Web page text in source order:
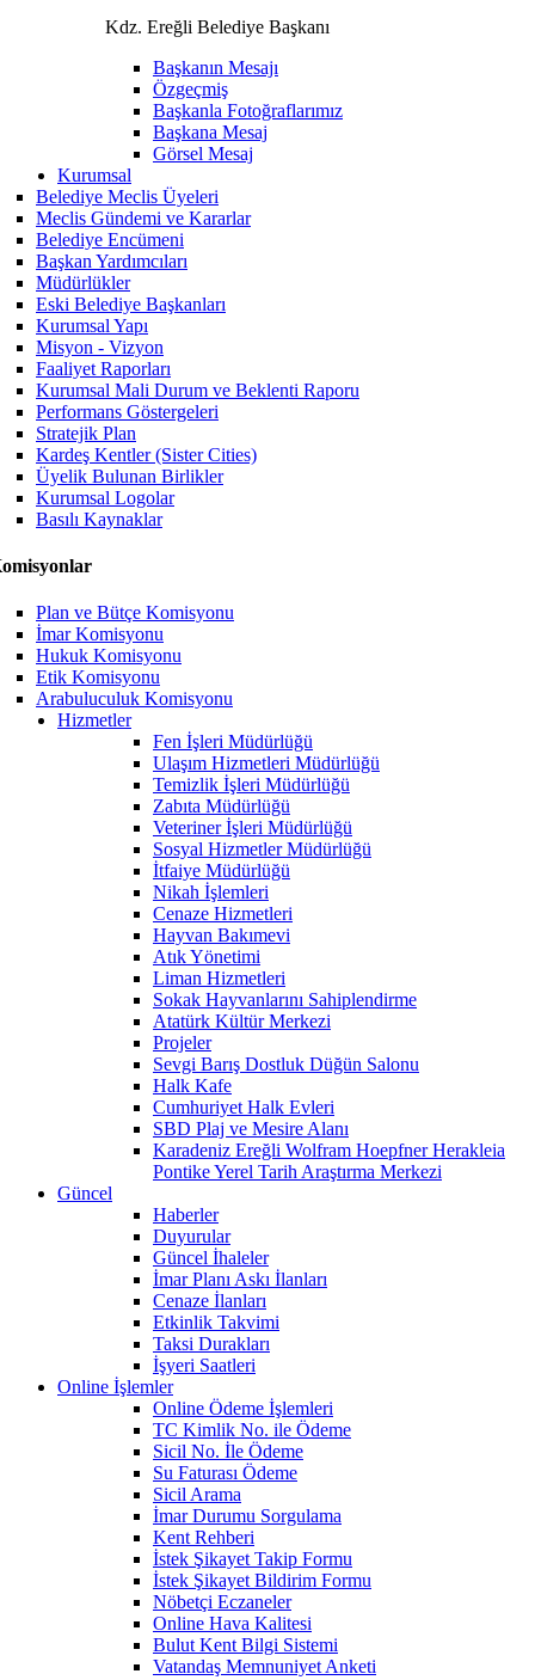
Kdz. Ereğli Belediye Başkanı
Başkanın Mesajı
Özgeçmiş
Başkanla Fotoğraflarımız
Başkana Mesaj
Görsel Mesaj
Kurumsal
Belediye Meclis Üyeleri
Meclis Gündemi ve Kararlar
Belediye Encümeni
Başkan Yardımcıları
Müdürlükler
Eski Belediye Başkanları
Kurumsal Yapı
Misyon - Vizyon
Faaliyet Raporları
Kurumsal Mali Durum ve Beklenti Raporu
Performans Göstergeleri
Stratejik Plan
Kardeş Kentler (Sister Cities)
Üyelik Bulunan Birlikler
Kurumsal Logolar
Basılı Kaynaklar
Plan ve Bütçe Komisyonu
İmar Komisyonu
Hukuk Komisyonu
Etik Komisyonu
Arabuluculuk Komisyonu
Hizmetler
Fen İşleri Müdürlüğü
Ulaşım Hizmetleri Müdürlüğü
Temizlik İşleri Müdürlüğü
Zabıta Müdürlüğü
Veteriner İşleri Müdürlüğü
Sosyal Hizmetler Müdürlüğü
İtfaiye Müdürlüğü
Nikah İşlemleri
Cenaze Hizmetleri
Hayvan Bakımevi
Atık Yönetimi
Liman Hizmetleri
Sokak Hayvanlarını Sahiplendirme
Atatürk Kültür Merkezi
Projeler
Sevgi Barış Dostluk Düğün Salonu
Halk Kafe
Cumhuriyet Halk Evleri
SBD Plaj ve Mesire Alanı
Karadeniz Ereğli Wolfram Hoepfner Herakleia
Pontike Yerel Tarih Araştırma Merkezi
Güncel
Haberler
Duyurular
Güncel İhaleler
İmar Planı Askı İlanları
Cenaze İlanları
Etkinlik Takvimi
Taksi Durakları
İşyeri Saatleri
Online İşlemler
Online Ödeme İşlemleri
TC Kimlik No. ile Ödeme
Sicil No. İle Ödeme
Su Faturası Ödeme
Sicil Arama
İmar Durumu Sorgulama
Kent Rehberi
İstek Şikayet Takip Formu
İstek Şikayet Bildirim Formu
Nöbetçi Eczaneler
Online Hava Kalitesi
Bulut Kent Bilgi Sistemi
Vatandaş Memnuniyet Anketi